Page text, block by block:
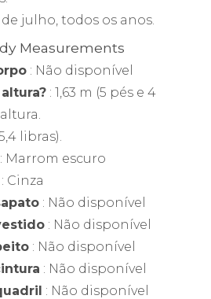
de julho, todos os anos.
Measurements
: Não disponível
: 1,63 m (5 pés e 4
libras).
: Marrom escuro
: Cinza
: Não disponível
: Não disponível
: Não disponível
: Não disponível
: Não disponível